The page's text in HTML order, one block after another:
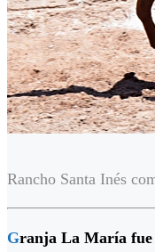
Rancho Santa Inés
Granja La María fue